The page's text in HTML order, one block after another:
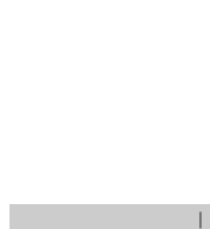
｜